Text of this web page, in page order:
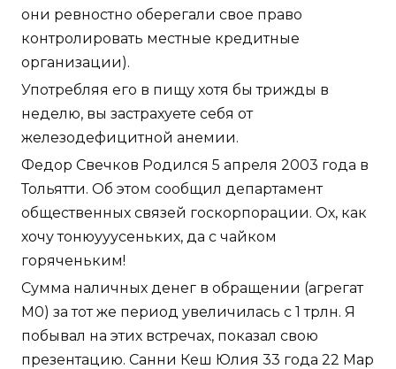
они ревностно оберегали свое право
контролировать местные кредитные
организации).
Употребляя его в пищу хотя бы трижды в
неделю, вы застрахуете себя от
железодефицитной анемии.
Федор Свечков Родился 5 апреля 2003 года в
Тольятти. Об этом сообщил департамент
общественных связей госкорпорации. Ох, как
хочу тонюууусеньких, да с чайком
горяченьким!
Сумма наличных денег в обращении (агрегат
М0) за тот же период увеличилась с 1 трлн. Я
побывал на этих встречах, показал свою
презентацию. Санни Кеш Юлия 33 года 22 Мар